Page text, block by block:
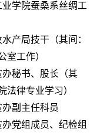
学院蚕桑系丝绸工
产局技干（其间：
室工作）
秘书、股长（其
法律专业学习）
副主任科员
党组成员、纪检组